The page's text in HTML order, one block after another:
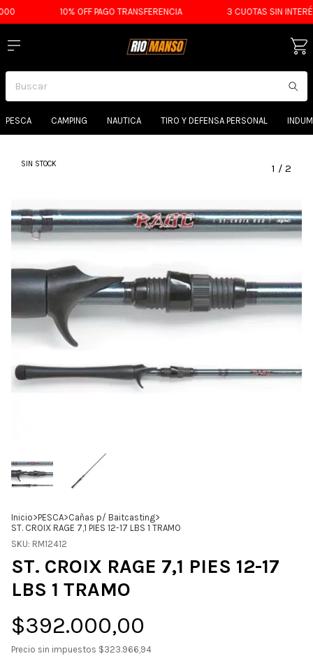
10% OFF PAGO TRANSFERENCIA 3 CUOTAS SIN INTERÉS
PESCA CAMPING NAUTICA TIRO Y DEFENSA PERSONAL
SIN STOCK 1 / 2
Inicio>PESCA>Cañas p/ Baitcasting>
ST. CROIX RAGE 7,1 PIES 12-17 LBS 1 TRAMO
SKU: RM12412
ST. CROIX RAGE 7,1 PIES 12-17
LBS 1 TRAMO
$392.000,00
Precio sin impuestos $323.966,94